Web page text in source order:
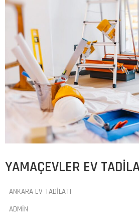
YAMAÇEVLER EV
ANKARA EV TADILATI
ADMIN